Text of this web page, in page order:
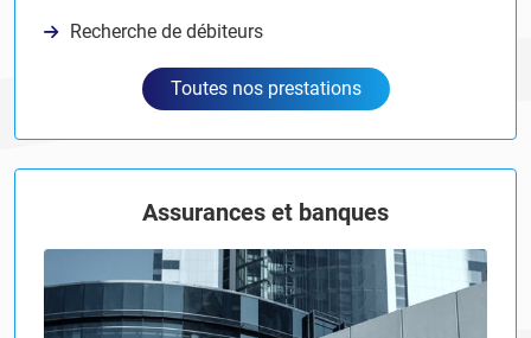
Recherche de débiteurs
Toutes nos prestations
Assurances et banques